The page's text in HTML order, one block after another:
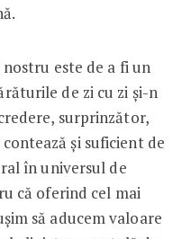
este de a fi un
de zi cu zi și-n
surprinzător,
și suficient de
în universul de
că oferind cel mai
să aducem valoare